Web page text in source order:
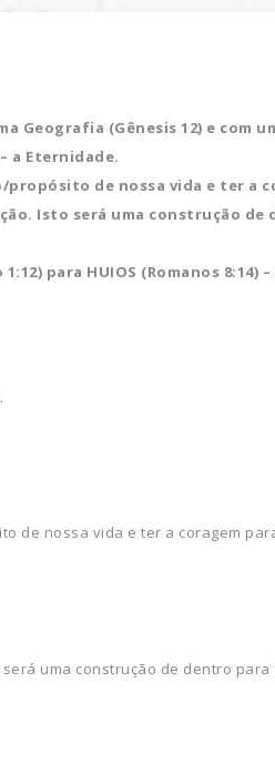
Geografia (Gênesis 12) e com
a Eternidade.
de nossa vida e ter a
Isto será uma construção
para HUIOS (Romanos 8:14)
de nossa vida e ter a coragem
uma construção de dentro